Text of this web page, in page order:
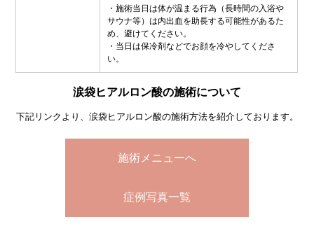
・施術当日は体が温まる行為（長時間の入浴や
サウナ等）は内出血を助長する可能性があるた
め、避けてください。
・当日は保冷剤などでお顔を冷やしてくださ
い。
涙袋ヒアルロン酸の施術について
下記リンクより、涙袋ヒアルロン酸の施術方法を紹介しております。
施術メニューへ
症例写真一覧